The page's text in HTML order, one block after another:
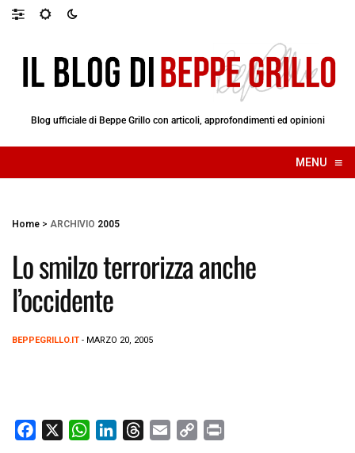
Blog ufficiale di Beppe Grillo con articoli, approfondimenti ed opinioni
MENU ≡
☰
Home > ARCHIVIO 2005
Lo smilzo terrorizza anche
l’occidente
BEPPEGRILLO.IT - MARZO 20, 2005
W